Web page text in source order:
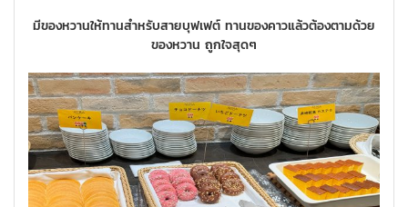
มีของหวานให้ทานสำหรับสายบุฟเฟต์ ทานของคาวแล้วต้องตามด้วย
ของหวาน ถูกใจสุดๆ